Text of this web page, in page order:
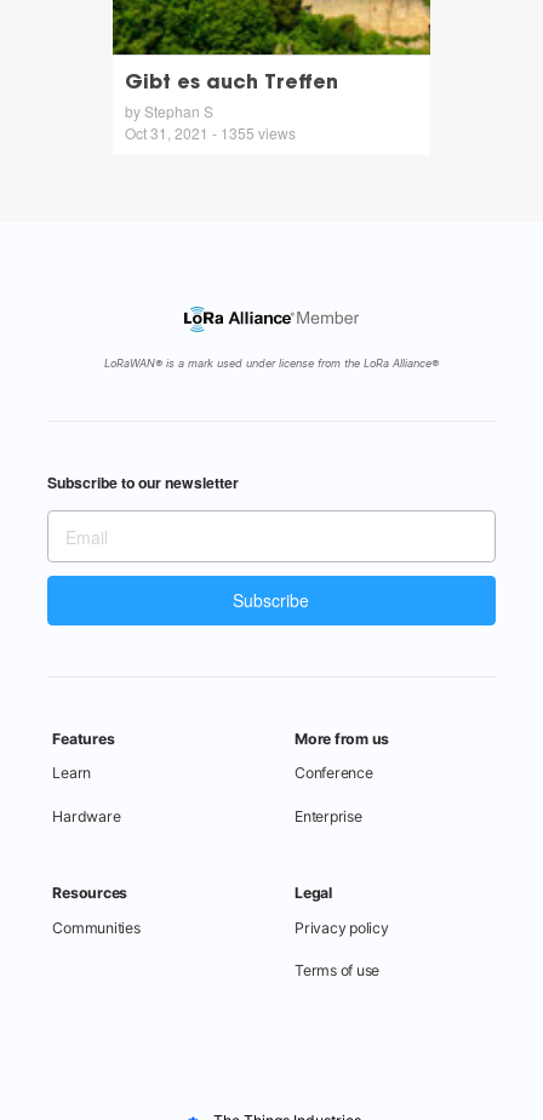
Gibt es auch Treffen
by Stephan S
Oct 31, 2021 - 1355 views